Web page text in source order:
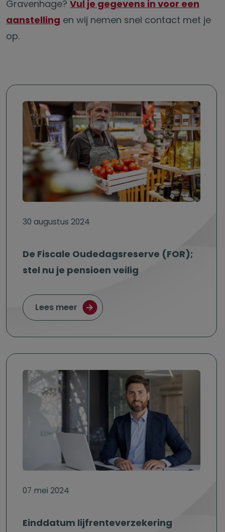
Gravenhage? Vul je gegevens in voor een
aanstelling en wij nemen snel contact met je
op.
30 augustus 2024
De Fiscale Oudedagsreserve (FOR);
stel nu je pensioen veilig
Lees meer over De Fiscale Oudedagsreserve
07 mei 2024
Einddatum lijfrenteverzekering